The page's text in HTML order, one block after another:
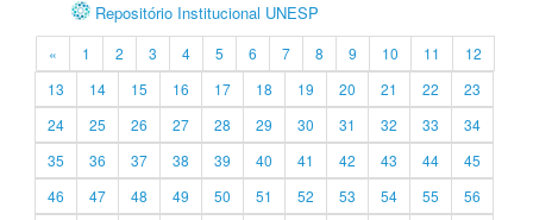
Repositório Institucional UNESP
« 1 2 3 4 5 6 7 8 9 10 11
12
13
14 15 16 17 18 19 20 21 22
23
24
25 26 27 28 29 30 31 32 33
34
35
36 37 38 39 40 41 42 43 44
45
46
47 48 49 50 51 52 53 54 55
56